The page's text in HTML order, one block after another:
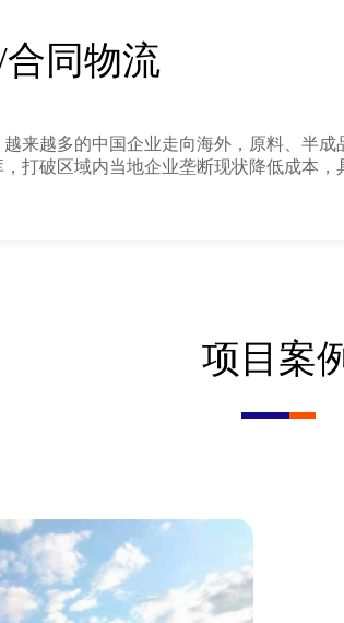
同物流
来越多的中国企业走向海外，原料、半
打破区域内当地企业垄断现状降低成本，
项目案